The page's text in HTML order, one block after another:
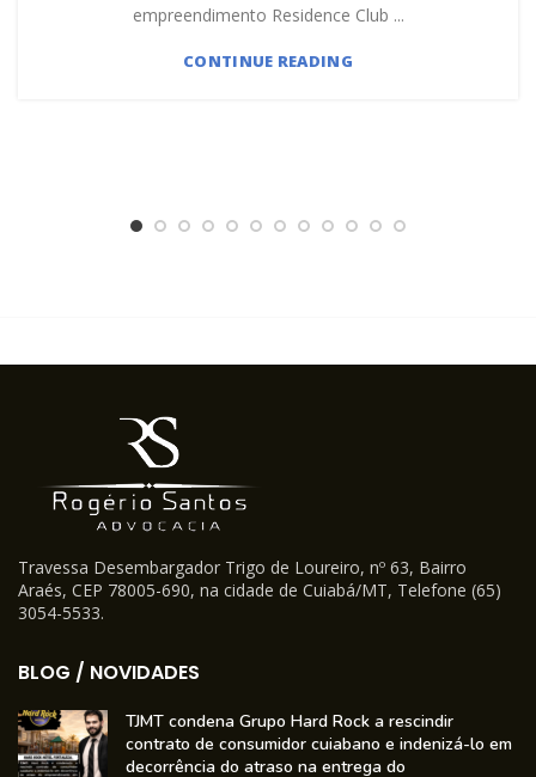
empreendimento Residence Club ...
CONTINUE READING
Travessa Desembargador Trigo de Loureiro, nº 63, Bairro
Araés, CEP 78005-690, na cidade de Cuiabá/MT, Telefone (65)
3054-5533.
BLOG / NOVIDADES
TJMT condena Grupo Hard Rock a rescindir
contrato de consumidor cuiabano e indenizá-lo em
decorrência do atraso na entrega do